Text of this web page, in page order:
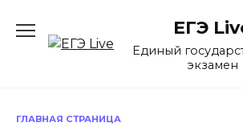
содержанию
ЕГЭ
Единый
экзамен
ГЛАВНАЯ СТРАНИЦА